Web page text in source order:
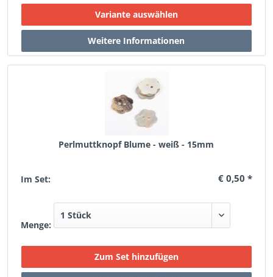
Perlmuttknopf Blume - weiß - 15mm
Im Set: € 0,50 *
Menge: